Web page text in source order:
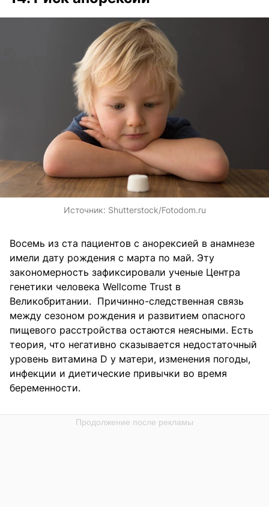
Источник: Shutterstock/Fotodom.ru
Восемь из ста пациентов с анорексией в анамнезе
имели дату рождения с марта по май. Эту
закономерность зафиксировали ученые Центра
генетики человека Wellcome Trust в
Великобритании. Причинно-следственная связь
между сезоном рождения и развитием опасного
пищевого расстройства остаются неясными. Есть
теория, что негативно сказывается недостаточный
уровень витамина D у матери, изменения погоды,
инфекции и диетические привычки во время
беременности.